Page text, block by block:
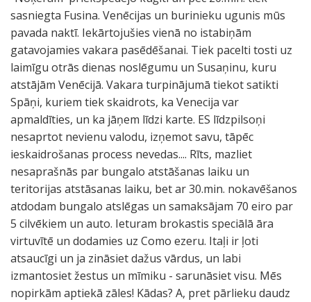
sasniegta Fusina. Venēcijas un burinieku ugunis mūs
pavada naktī. Iekārtojušies vienā no istabiņām
gatavojamies vakara pasēdēšanai. Tiek pacelti tosti uz
laimīgu otrās dienas noslēgumu un Susaņinu, kuru
atstājām Venēcijā. Vakara turpinājumā tiekot satikti
Spāņi, kuriem tiek skaidrots, ka Venecija var
apmaldīties, un ka jāņem līdzi karte. ES līdzpilsoņi
nesaprtot nevienu valodu, izņemot savu, tāpēc
ieskaidrošanas process nevedas.... Rīts, mazliet
nesaprašnās par bungalo atstāšanas laiku un
teritorijas atstāsanas laiku, bet ar 30.min. nokavēšanos
atdodam bungalo atslēgas un samaksājam 70 eiro par
5 cilvēkiem un auto. Ieturam brokastis speciālā āra
virtuvītē un dodamies uz Como ezeru. Itaļi ir ļoti
atsaucīgi un ja zināsiet dažus vārdus, un labi
izmantosiet žestus un mīmiku - sarunāsiet visu. Mēs
nopirkām aptiekā zāles! Kādas? A, pret pārlieku daudz